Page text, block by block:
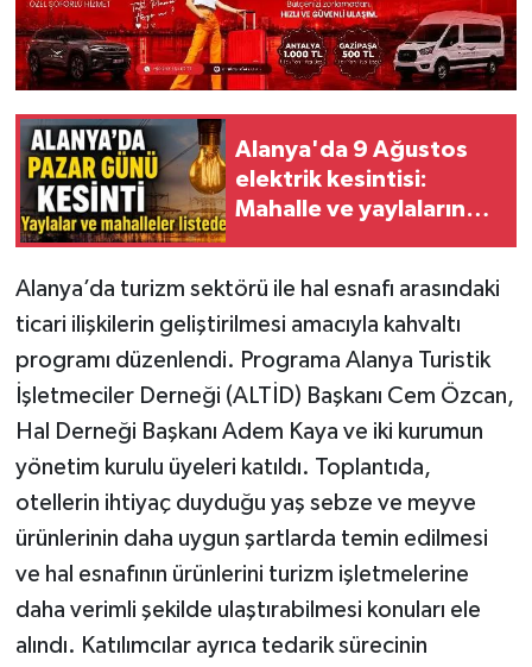
Alanya'da 9 Ağustos
elektrik kesintisi:
Mahalle ve yaylaların
Alanya’da turizm sektörü ile hal esnafı arasındaki
ticari ilişkilerin geliştirilmesi amacıyla kahvaltı
programı düzenlendi. Programa Alanya Turistik
İşletmeciler Derneği (ALTİD) Başkanı Cem Özcan,
Hal Derneği Başkanı Adem Kaya ve iki kurumun
yönetim kurulu üyeleri katıldı. Toplantıda,
otellerin ihtiyaç duyduğu yaş sebze ve meyve
ürünlerinin daha uygun şartlarda temin edilmesi
ve hal esnafının ürünlerini turizm işletmelerine
daha verimli şekilde ulaştırabilmesi konuları ele
alındı. Katılımcılar ayrıca tedarik sürecinin